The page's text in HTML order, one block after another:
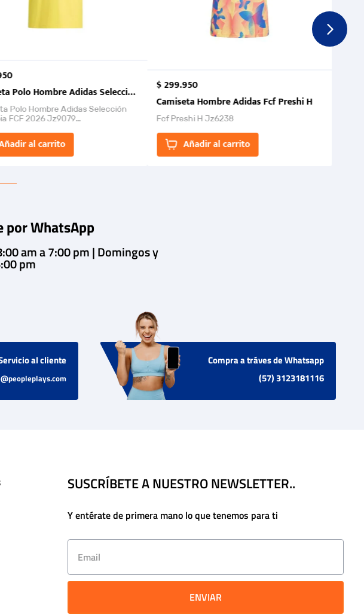
Polo Hombre Adidas Selección Colombia FCF 2026.
Polo Hombre Adidas Selección
FCF 2026 Jz9079
de...
al carrito
$299.950
Camiseta Hombre Adidas Fcf Preshi H
Fcf Preshi H Jz6238
Añadir al carrito
por WhatsApp
am a 7:00 pm | Domingos y
pm
al cliente
Compra a tráves de Whatsapp
(57) 3123181116
SUSCRÍBETE A NUESTRO NEWSLETTER..
Y entérate de primera mano lo que tenemos para ti
ENVIAR